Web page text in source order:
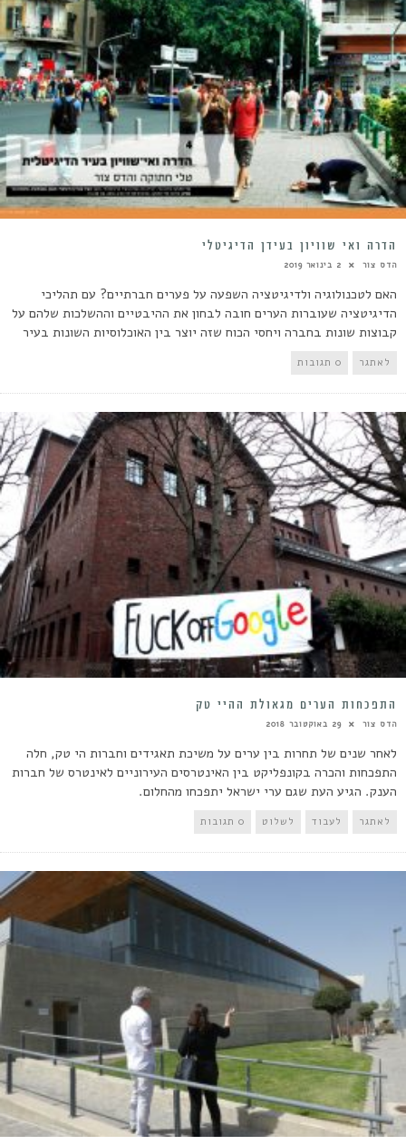
הדרה ואי שוויון בעידן הדיגיטלי
הדס צור 2 בינואר 2019
האם לטכנולוגיה ולדיגיטציה השפעה על פערים חברתיים? עם תהליכי
הדיגיטציה שעוברות הערים חובה לבחון את ההיבטיים וההשלכות שלהם על
קבוצות שונות בחברה ויחסי הכוח שזה יוצר בין האוכלוסיות השונות בעיר
לאתגר 0 תגובות
התפכחות הערים מגאולת ההיי טק
הדס צור 29 באוקטובר 2018
לאחר שנים של תחרות בין ערים על משיכת תאגידים וחברות הי טק, חלה
התפכחות והכרה בקונפליקט בין האינטרסים העירוניים לאינטרס של חברות
הענק. הגיע העת שגם ערי ישראל יתפכחו מהחלום.
לאתגר לעבוד לשלוט 0 תגובות